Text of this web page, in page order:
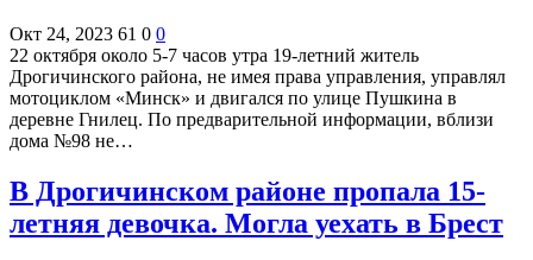
Окт 24, 2023 61 0 0
22 октября около 5-7 часов утра 19-летний житель
Дрогичинского района, не имея права управления, управлял
мотоциклом «Минск» и двигался по улице Пушкина в
деревне Гнилец. По предварительной информации, вблизи
дома №98 не…
В Дрогичинском районе пропала 15-
летняя девочка. Могла уехать в Брест